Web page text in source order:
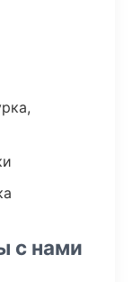
с нами